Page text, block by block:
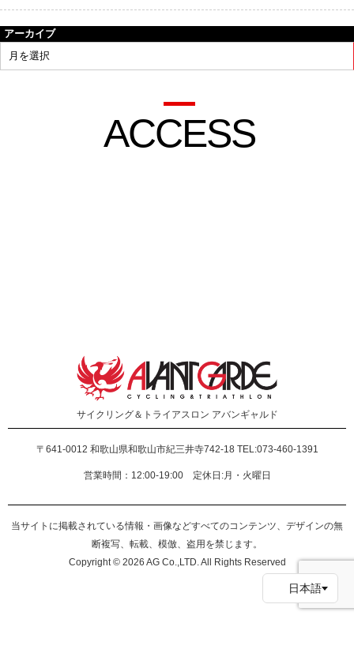
アーカイブ
ACCESS
サイクリング＆トライアスロン アバンギャルド
〒641-0012 和歌山県和歌山市紀三井寺742-18 TEL:073-460-1391
営業時間：12:00-19:00 定休日:月・火曜日
当サイトに掲載されている情報・画像などすべてのコンテンツ、デザインの無
断複写、転載、模倣、盗用を禁じます。
Copyright © 2026 AG Co.,LTD. All Rights Reserved